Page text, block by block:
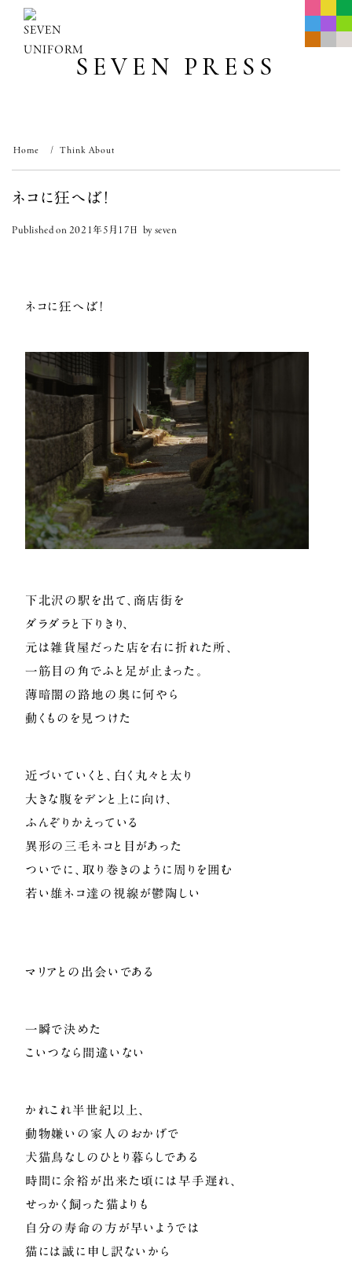
content
SEVEN PRESS
Home Think About
ネコに狂へば！
Published on 2021年5月17日 by seven
ネコに狂へば！
下北沢の駅を出て、商店街を
ダラダラと下りきり、
元は雑貨屋だった店を右に折れた所、
一筋目の角でふと足が止まった。
薄暗闇の路地の奥に何やら
動くものを見つけた
近づいていくと、白く丸々と太り
大きな腹をデンと上に向け、
ふんぞりかえっている
異形の三毛ネコと目があった
ついでに、取り巻きのように周りを囲む
若い雄ネコ達の視線が鬱陶しい
マリアとの出会いである
一瞬で決めた
こいつなら間違いない
かれこれ半世紀以上、
動物嫌いの家人のおかげで
犬猫鳥なしのひとり暮らしである
時間に余裕が出来た頃には早手遅れ、
せっかく飼った猫よりも
自分の寿命の方が早いようでは
猫には誠に申し訳ないから